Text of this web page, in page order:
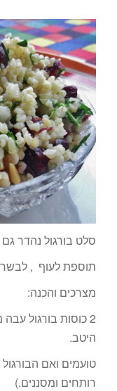
סלט בורגול נהדר גם
תוספת לעוף ,
מצרכים והכנה:
היטב.
טועמים ואם
רותחים ומסננים.)